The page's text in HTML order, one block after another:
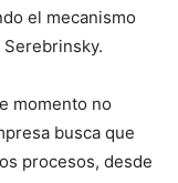
el mecanismo
momento no
busca que
procesos, desde